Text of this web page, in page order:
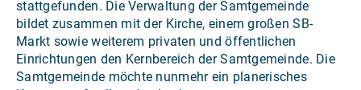
stattgefunden. Die Verwaltung der Samtgemeinde
bildet zusammen mit der Kirche, einem großen SB-
Markt sowie weiterem privaten und öffentlichen
Einrichtungen den Kernbereich der Samtgemeinde. Die
Samtgemeinde möchte nunmehr ein planerisches